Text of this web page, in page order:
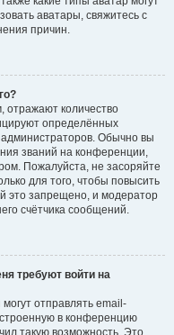
аватары, свяжитесь с
причин.
количество
определённых
Обычно вы
званий на конференции,
Пожалуйста, не засоряйте
для того, чтобы повысить
это запрещено, и модератор
счётчика сообщений.
требуют войти на
отправлять email-
в конференцию
такую возможность. Это